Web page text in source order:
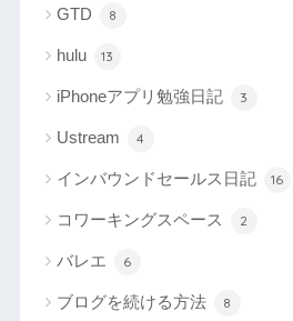
GTD 8
hulu 13
iPhoneアプリ勉強日記 3
Ustream 4
インバウンドセールス日記 16
コワーキングスペース 2
バレエ 6
ブログを続ける方法 8